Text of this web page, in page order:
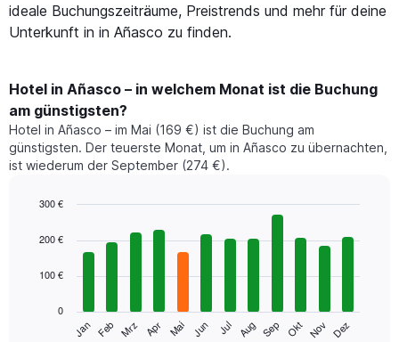
ideale Buchungszeiträume, Preistrends und mehr für deine
Unterkunft in in Añasco zu finden.
Hotel in Añasco – in welchem Monat ist die Buchung
am günstigsten?
Hotel in Añasco – im Mai (169 €) ist die Buchung am
günstigsten. Der teuerste Monat, um in Añasco zu übernachten,
ist wiederum der September (274 €).
chart
bars.
folgende
graphic.
Jan Feb Mrz Apr Mai Jun Jul Aug Sep Okt Nov Dez
0
100 €
200 €
300 €